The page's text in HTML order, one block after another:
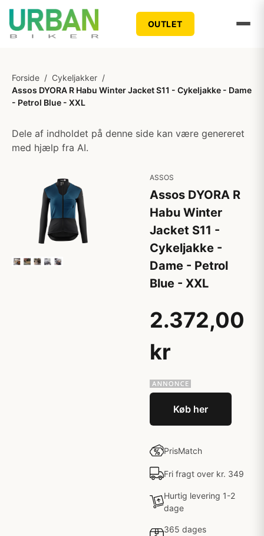
OUTLET
Forside / Cykeljakker /
Assos DYORA R Habu Winter Jacket S11 - Cykeljakke - Dame
- Petrol Blue - XXL
Dele af indholdet på denne side kan være genereret
med hjælp fra AI.
ASSOS
Assos DYORA R
Habu Winter
Jacket S11 -
Cykeljakke -
Dame - Petrol
Blue - XXL
2.372,00
kr
Køb her
PrisMatch
Fri fragt over kr. 349
Hurtig levering 1-2
dage
365 dages